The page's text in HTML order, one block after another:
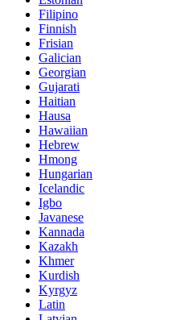
Filipino
Finnish
Frisian
Galician
Georgian
Gujarati
Haitian
Hausa
Hawaiian
Hebrew
Hmong
Hungarian
Icelandic
Igbo
Javanese
Kannada
Kazakh
Khmer
Kurdish
Kyrgyz
Latin